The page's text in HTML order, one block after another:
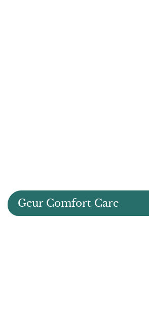
Geur Comfort Care